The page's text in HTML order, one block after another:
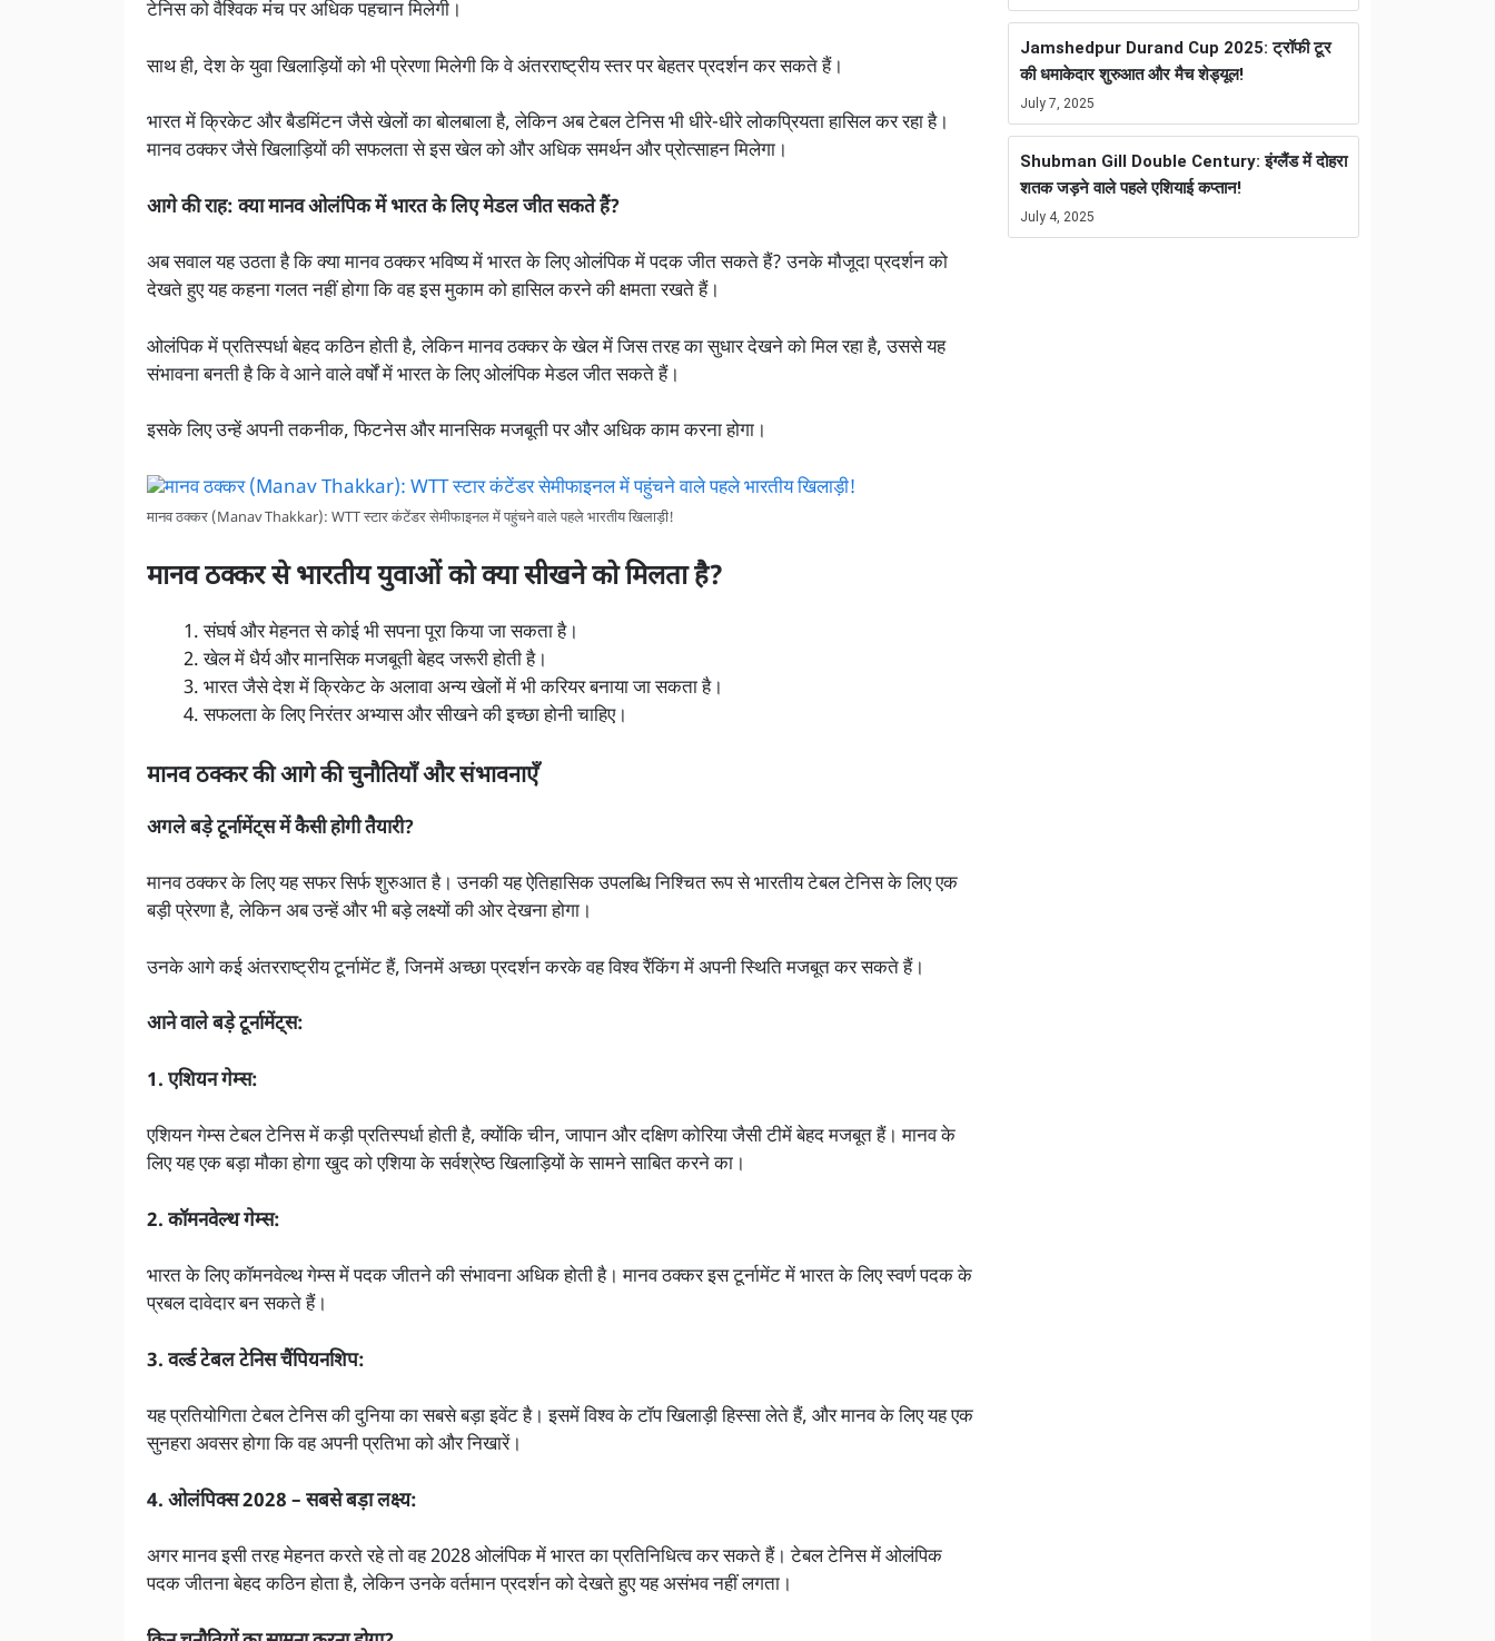
टेनिस को वैश्विक मंच पर अधिक पहचान मिलेगी।
साथ ही, देश के युवा खिलाड़ियों को भी प्रेरणा मिलेगी कि वे अंतरराष्ट्रीय स्तर पर बेहतर प्रदर्शन कर सकते हैं।
भारत में क्रिकेट और बैडमिंटन जैसे खेलों का बोलबाला है, लेकिन अब टेबल टेनिस भी धीरे-धीरे लोकप्रियता हासिल कर रहा है।
मानव ठक्कर जैसे खिलाड़ियों की सफलता से इस खेल को और अधिक समर्थन और प्रोत्साहन मिलेगा।
आगे की राह: क्या मानव ओलंपिक में भारत के लिए मेडल जीत सकते हैं?
अब सवाल यह उठता है कि क्या मानव ठक्कर भविष्य में भारत के लिए ओलंपिक में पदक जीत सकते हैं? उनके मौजूदा प्रदर्शन को
देखते हुए यह कहना गलत नहीं होगा कि वह इस मुकाम को हासिल करने की क्षमता रखते हैं।
ओलंपिक में प्रतिस्पर्धा बेहद कठिन होती है, लेकिन मानव ठक्कर के खेल में जिस तरह का सुधार देखने को मिल रहा है, उससे यह
संभावना बनती है कि वे आने वाले वर्षों में भारत के लिए ओलंपिक मेडल जीत सकते हैं।
इसके लिए उन्हें अपनी तकनीक, फिटनेस और मानसिक मजबूती पर और अधिक काम करना होगा।
मानव ठक्कर (Manav Thakkar): WTT स्टार कंटेंडर सेमीफाइनल में पहुंचने वाले पहले भारतीय खिलाड़ी!
मानव ठक्कर से भारतीय युवाओं को क्या सीखने को मिलता है?
संघर्ष और मेहनत से कोई भी सपना पूरा किया जा सकता है।
खेल में धैर्य और मानसिक मजबूती बेहद जरूरी होती है।
भारत जैसे देश में क्रिकेट के अलावा अन्य खेलों में भी करियर बनाया जा सकता है।
सफलता के लिए निरंतर अभ्यास और सीखने की इच्छा होनी चाहिए।
मानव ठक्कर की आगे की चुनौतियाँ और संभावनाएँ
अगले बड़े टूर्नामेंट्स में कैसी होगी तैयारी?
मानव ठक्कर के लिए यह सफर सिर्फ शुरुआत है। उनकी यह ऐतिहासिक उपलब्धि निश्चित रूप से भारतीय टेबल टेनिस के लिए एक
बड़ी प्रेरणा है, लेकिन अब उन्हें और भी बड़े लक्ष्यों की ओर देखना होगा।
उनके आगे कई अंतरराष्ट्रीय टूर्नामेंट हैं, जिनमें अच्छा प्रदर्शन करके वह विश्व रैंकिंग में अपनी स्थिति मजबूत कर सकते हैं।
आने वाले बड़े टूर्नामेंट्स:
1. एशियन गेम्स:
एशियन गेम्स टेबल टेनिस में कड़ी प्रतिस्पर्धा होती है, क्योंकि चीन, जापान और दक्षिण कोरिया जैसी टीमें बेहद मजबूत हैं। मानव के
लिए यह एक बड़ा मौका होगा खुद को एशिया के सर्वश्रेष्ठ खिलाड़ियों के सामने साबित करने का।
2. कॉमनवेल्थ गेम्स:
भारत के लिए कॉमनवेल्थ गेम्स में पदक जीतने की संभावना अधिक होती है। मानव ठक्कर इस टूर्नामेंट में भारत के लिए स्वर्ण पदक के
प्रबल दावेदार बन सकते हैं।
3. वर्ल्ड टेबल टेनिस चैंपियनशिप:
यह प्रतियोगिता टेबल टेनिस की दुनिया का सबसे बड़ा इवेंट है। इसमें विश्व के टॉप खिलाड़ी हिस्सा लेते हैं, और मानव के लिए यह एक
सुनहरा अवसर होगा कि वह अपनी प्रतिभा को और निखारें।
4. ओलंपिक्स 2028 – सबसे बड़ा लक्ष्य:
अगर मानव इसी तरह मेहनत करते रहे तो वह 2028 ओलंपिक में भारत का प्रतिनिधित्व कर सकते हैं। टेबल टेनिस में ओलंपिक
पदक जीतना बेहद कठिन होता है, लेकिन उनके वर्तमान प्रदर्शन को देखते हुए यह असंभव नहीं लगता।
Jamshedpur Durand Cup 2025: ट्रॉफी टूर
की धमाकेदार शुरुआत और मैच शेड्यूल!
July 7, 2025
Shubman Gill Double Century: इंग्लैंड में दोहरा
शतक जड़ने वाले पहले एशियाई कप्तान!
July 4, 2025